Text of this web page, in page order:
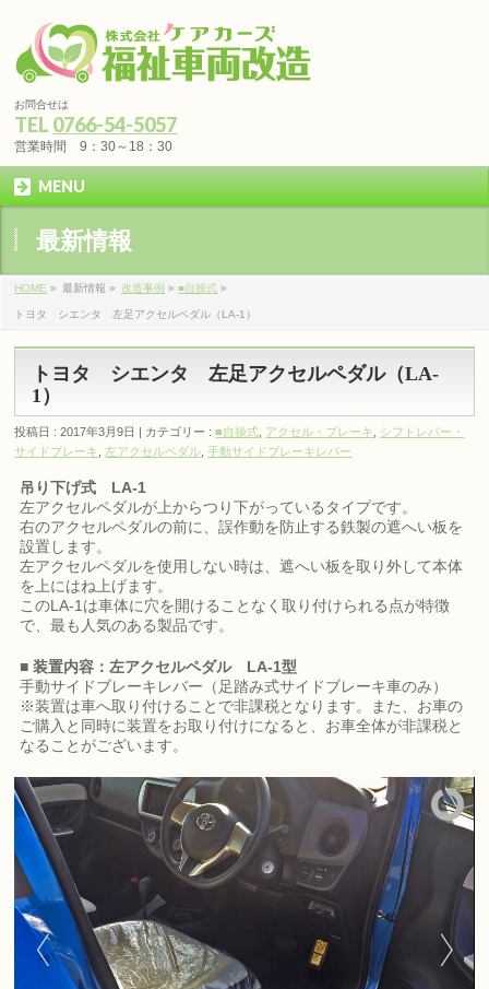
お問合せは
TEL 0766-54-5057
営業時間 9：30～18：30
MENU
最新情報
HOME » 最新情報 » 改造事例 »■自操式 »
トヨタ シエンタ 左足アクセルペダル（LA-1）
トヨタ シエンタ 左足アクセルペダル（LA-
1）
投稿日 : 2017年3月9日 | カテゴリー :■自操式 アクセル・ブレーキ
シフトレバー・
サイドブレーキ
左アクセルペダル ,手動サイドブレーキレバー
吊り下げ式 LA-1
左アクセルペダルが上からつり下がっているタイプです。
右のアクセルペダルの前に、誤作動を防止する鉄製の遮へい板を
設置します。
左アクセルペダルを使用しない時は、遮へい板を取り外して本体
を上にはね上げます。
このLA-1は車体に穴を開けることなく取り付けられる点が特徴
で、最も人気のある製品です。
■ 装置内容：左アクセルペダル LA-1型
手動サイドブレーキレバー（足踏み式サイドブレーキ車のみ）
※装置は車へ取り付けることで非課税となります。また、お車の
ご購入と同時に装置をお取り付けになると、お車全体が非課税と
なることがございます。